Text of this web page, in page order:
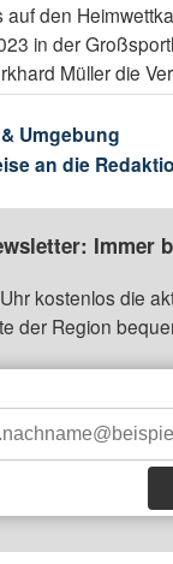
auf den
in der
Müller die
Umgebung
an die
Immer
kostenlos die
der Region